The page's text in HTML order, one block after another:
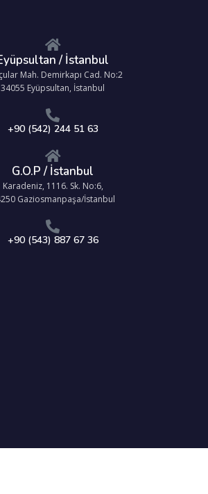
/ İstanbul
Mah. Demirkapı Cad. No:2
34055 Eyüpsultan, İstanbul
+90 (542) 244 51 63
G.O.P / İstanbul
Karadeniz, 1116. Sk. No:6,
Gaziosmanpaşa/İstanbul
+90 (543) 887 67 36